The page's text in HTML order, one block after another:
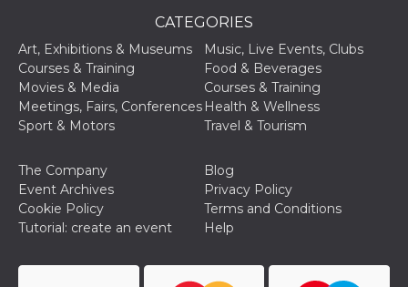
CATEGORIES
Art, Exhibitions & Museums
Music, Live Events, Clubs
Courses & Training
Food & Beverages
Movies & Media
Courses & Training
Meetings, Fairs, Conferences Health & Wellness
Sport & Motors
Travel & Tourism
The Company
Blog
Event Archives
Privacy Policy
Cookie Policy
Terms and Conditions
Tutorial: create an event
Help